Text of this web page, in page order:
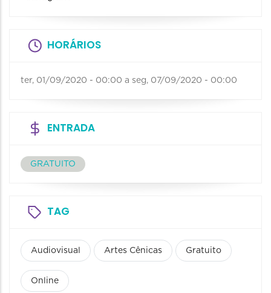
HORÁRIOS
ter, 01/09/2020 - 00:00 a seg, 07/09/2020 - 00:00
ENTRADA
GRATUITO
TAG
Audiovisual Artes Cênicas Gratuito
Online